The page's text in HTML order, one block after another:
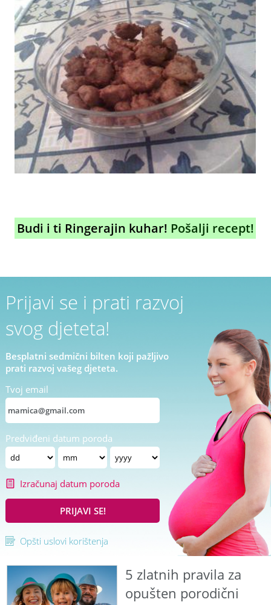
Budi i ti Ringerajin kuhar! Pošalji recept!
Prijavi se i prati razvoj
svog djeteta!
Besplatni sedmični bilten koji pažljivo
prati razvoj vašeg djeteta.
Tvoj email
Predviđeni datum poroda
Izračunaj datum poroda
PRIJAVI SE!
Opšti uslovi korištenja
5 zlatnih pravila za
opušten porodični